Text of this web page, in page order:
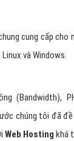
cung cấp
và Windows.
(Bandwidth),
chúng tôi đã
Web Hosting khá